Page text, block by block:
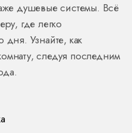
душевые системы. Всё
где легко
дня. Узнайте, как
следуя последним